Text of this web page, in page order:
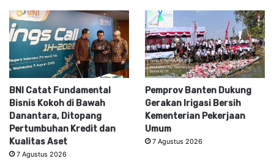
BNI Catat Fundamental
Bisnis Kokoh di Bawah
Danantara, Ditopang
Pertumbuhan Kredit dan
Kualitas Aset
7 Agustus 2026
Pemprov Banten Dukung
Gerakan Irigasi Bersih
Kementerian Pekerjaan
Umum
7 Agustus 2026